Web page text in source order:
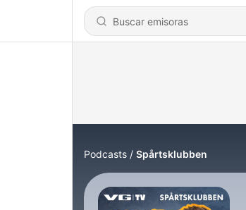
Podcasts Spårtsklubben